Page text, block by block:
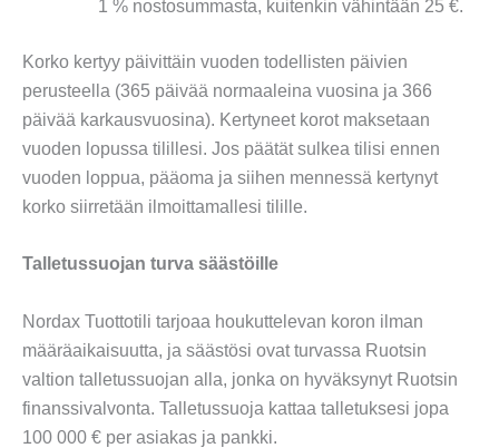
1 % nostosummasta, kuitenkin vähintään 25 €.
Korko kertyy päivittäin vuoden todellisten päivien
perusteella (365 päivää normaaleina vuosina ja 366
päivää karkausvuosina). Kertyneet korot maksetaan
vuoden lopussa tilillesi. Jos päätät sulkea tilisi ennen
vuoden loppua, pääoma ja siihen mennessä kertynyt
korko siirretään ilmoittamallesi tilille.
Talletussuojan turva säästöille
Nordax Tuottotili tarjoaa houkuttelevan koron ilman
määräaikaisuutta, ja säästösi ovat turvassa Ruotsin
valtion talletussuojan alla, jonka on hyväksynyt Ruotsin
finanssivalvonta. Talletussuoja kattaa talletuksesi jopa
100 000 € per asiakas ja pankki.